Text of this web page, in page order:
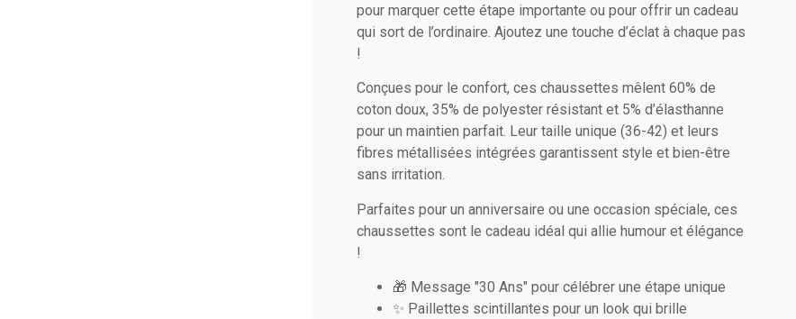
pour marquer cette étape importante ou pour offrir un cadeau
qui sort de l’ordinaire. Ajoutez une touche d’éclat à chaque pas
!
Conçues pour le confort, ces chaussettes mêlent 60% de
coton doux, 35% de polyester résistant et 5% d’élasthanne
pour un maintien parfait. Leur taille unique (36-42) et leurs
fibres métallisées intégrées garantissent style et bien-être
sans irritation.
Parfaites pour un anniversaire ou une occasion spéciale, ces
chaussettes sont le cadeau idéal qui allie humour et élégance
!
🎁 Message "30 Ans" pour célébrer une étape unique
✨ Paillettes scintillantes pour un look qui brille